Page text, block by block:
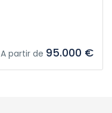
A partir de 95.000 €